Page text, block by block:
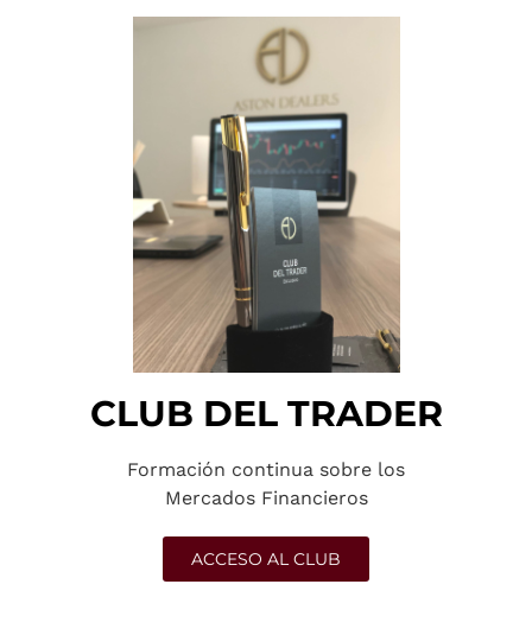
CLUB DEL TRADER
Formación continua sobre los
Mercados Financieros
ACCESO AL CLUB